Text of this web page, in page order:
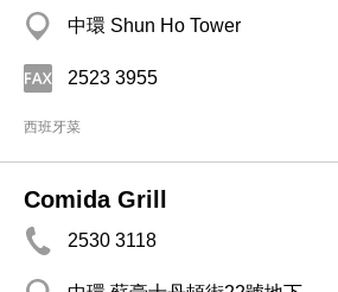
中環 Shun Ho Tower
2523 3955
西班牙菜
Comida Grill
2530 3118